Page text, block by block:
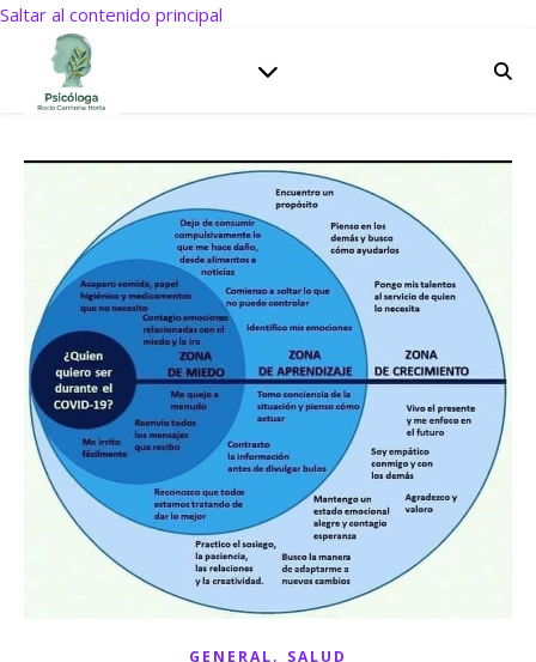
Saltar al contenido principal
GENERAL, SALUD